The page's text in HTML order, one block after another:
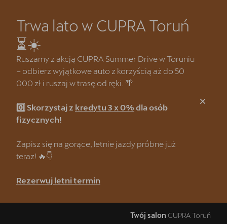
Trwa lato w CUPRA Toruń
⏳☀️
Ruszamy z akcją CUPRA Summer Drive w Toruniu
– odbierz wyjątkowe auto z korzyścią aż do 50
000 zł i ruszaj w trasę od ręki. 🌴
0️⃣ Skorzystaj z kredytu 3 x 0% dla osób
fizycznych!
Zapisz się na gorące, letnie jazdy próbne już
teraz! 🔥👇
Rezerwuj letni termin
Twój salon CUPRA Toruń
Strona główna
Kredyt klasyczny 3 x 0%
CUPRA Formentor e-Hybrid
Wyprzedaż samochodów demonstracyjnych
❗Wyzwanie CUPRA Mastera
Oferta dla Lojalnych Klientów SEAT & CUPRA